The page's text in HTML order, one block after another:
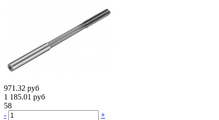
971.32 руб
1 185.01 руб
58
-
+